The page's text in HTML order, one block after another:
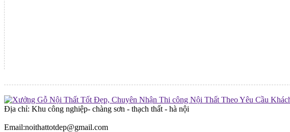
Địa chỉ: Khu công nghiệp- chàng sơn - thạch thất - hà nội
Email:noithattotdep@gmail.com